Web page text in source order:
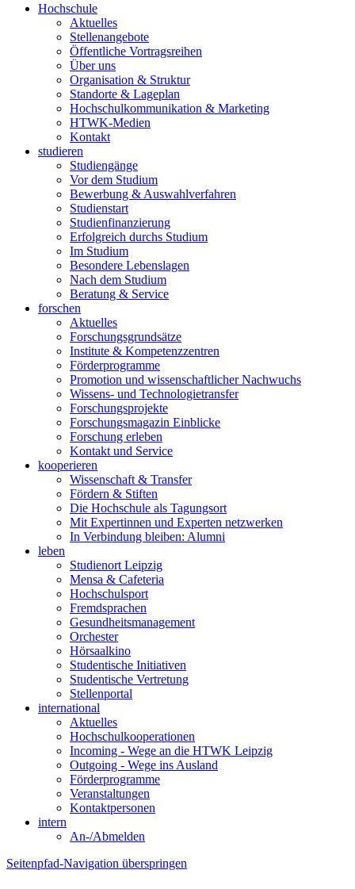
Hochschule
Aktuelles
Stellenangebote
Öffentliche Vortragsreihen
Über uns
Organisation & Struktur
Standorte & Lageplan
Hochschulkommunikation & Marketing
HTWK-Medien
Kontakt
studieren
Studiengänge
Vor dem Studium
Bewerbung & Auswahlverfahren
Studienstart
Studienfinanzierung
Erfolgreich durchs Studium
Im Studium
Besondere Lebenslagen
Nach dem Studium
Beratung & Service
forschen
Aktuelles
Forschungsgrundsätze
Institute & Kompetenzzentren
Förderprogramme
Promotion und wissenschaftlicher Nachwuchs
Wissens- und Technologietransfer
Forschungsprojekte
Forschungsmagazin Einblicke
Forschung erleben
Kontakt und Service
kooperieren
Wissenschaft & Transfer
Fördern & Stiften
Die Hochschule als Tagungsort
Mit Expertinnen und Experten netzwerken
In Verbindung bleiben: Alumni
leben
Studienort Leipzig
Mensa & Cafeteria
Hochschulsport
Fremdsprachen
Gesundheitsmanagement
Orchester
Hörsaalkino
Studentische Initiativen
Studentische Vertretung
Stellenportal
international
Aktuelles
Hochschulkooperationen
Incoming - Wege an die HTWK Leipzig
Outgoing - Wege ins Ausland
Förderprogramme
Veranstaltungen
Kontaktpersonen
intern
An-/Abmelden
Seitenpfad-Navigation überspringen